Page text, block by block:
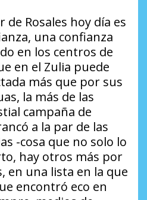
de Rosales hoy día es
una confianza
en los centros de
en el Zulia puede
más que por sus
la más de las
campaña de
a la par de las
-cosa que no solo lo
hay otros más por
en una lista en la que
encontró eco en